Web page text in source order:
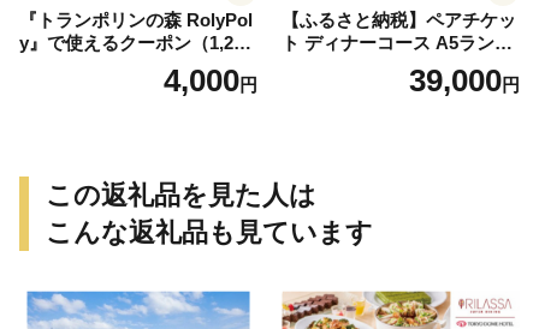
『トランポリンの森 RolyPol
y』で使えるクーポン（1,200
4,000円
【ふるさと納税】ペアチケッ
ト ディナーコース A5ランク
飛騨牛 コース 記念日 お誕生
日 特別な日 完全個室 ノンア
県 小牧市 送料無料
39,000円
この返礼品を見た人は
こんな返礼品も見ています